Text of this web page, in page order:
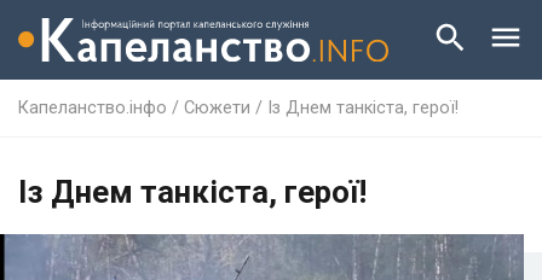
Капеланство.інфо / Сюжети / Із Днем танкіста, герої!
Із Днем танкіста, герої!